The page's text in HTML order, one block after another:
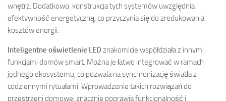
wnętrz. Dodatkowo, konstrukcja tych systemów uwzględnia
efektywność energetyczną, co przyczynia się do zredukowania
kosztów energii.
Inteligentne oświetlenie LED znakomicie współdziała z innymi
funkcjami domów smart. Można je łatwo integrować w ramach
jednego ekosystemu, co pozwala na synchronizację światła z
codziennymi rytuałami. Wprowadzenie takich rozwiązań do
przestrzeni domowej znacznie poprawia funkcjonalność i